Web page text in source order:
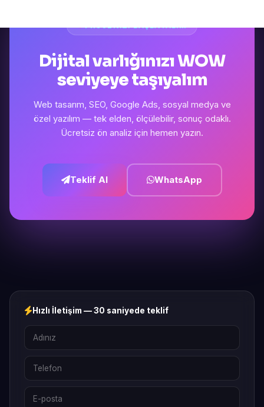
Dijital varlığınızı WOW
seviyeye taşıyalım
Web tasarım, SEO, Google Ads, sosyal medya ve
özel yazılım — tek elden, ölçülebilir, sonuç odaklı.
Ücretsiz ön analiz için hemen yazın.
Teklif Al WhatsApp
Hızlı İletişim — 30 saniyede teklif